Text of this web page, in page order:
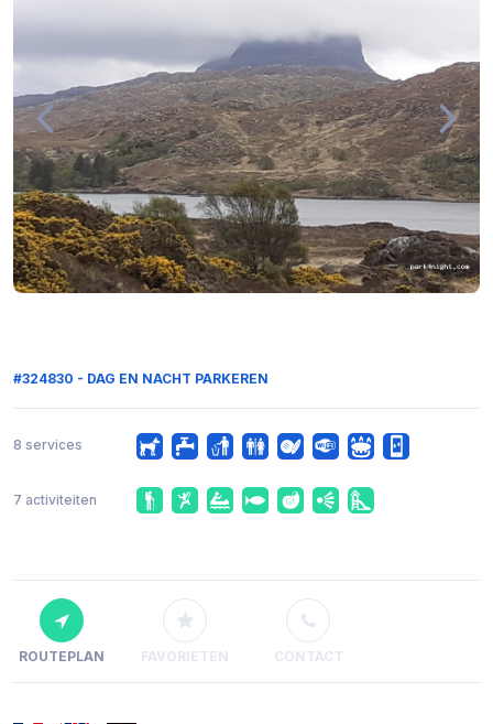
#324830 - DAG EN NACHT PARKEREN
8 services
7 activiteiten
ROUTEPLAN FAVORIETEN CONTACT